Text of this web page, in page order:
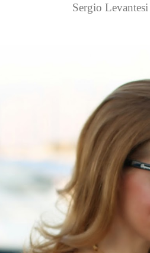
Sergio Levantesi